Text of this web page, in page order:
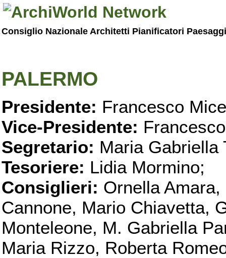
Consiglio Nazionale Architetti Pianificatori
PALERMO
Presidente: Francesco
Vice-Presidente:
Segretario: Maria Gabriella
Tesoriere: Lidia Mormino;
Consiglieri: Ornella
Cannone, Mario Chiavetta,
Monteleone, M. Gabriella
Maria Rizzo, Roberta